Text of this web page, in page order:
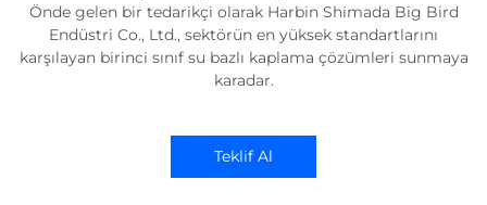
Önde gelen bir tedarikçi olarak Harbin Shimada Big Bird
Endüstri Co., Ltd., sektörün en yüksek standartlarını
karşılayan birinci sınıf su bazlı kaplama çözümleri sunmaya
karadar.
Teklif Al